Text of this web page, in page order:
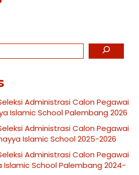
Administrasi Calon Pegawai
Islamic School Palembang 2026
Administrasi Calon Pegawai
Islamic School 2025-2026
Administrasi Calon Pegawai
Islamic School Palembang 2024-